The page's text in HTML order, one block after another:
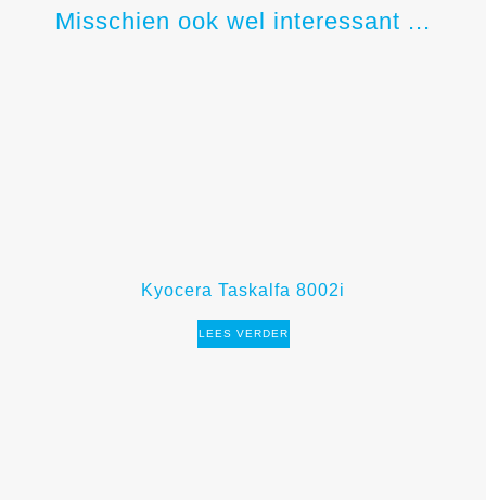
Misschien ook wel interessant ...
Kyocera Taskalfa 8002i
LEES VERDER